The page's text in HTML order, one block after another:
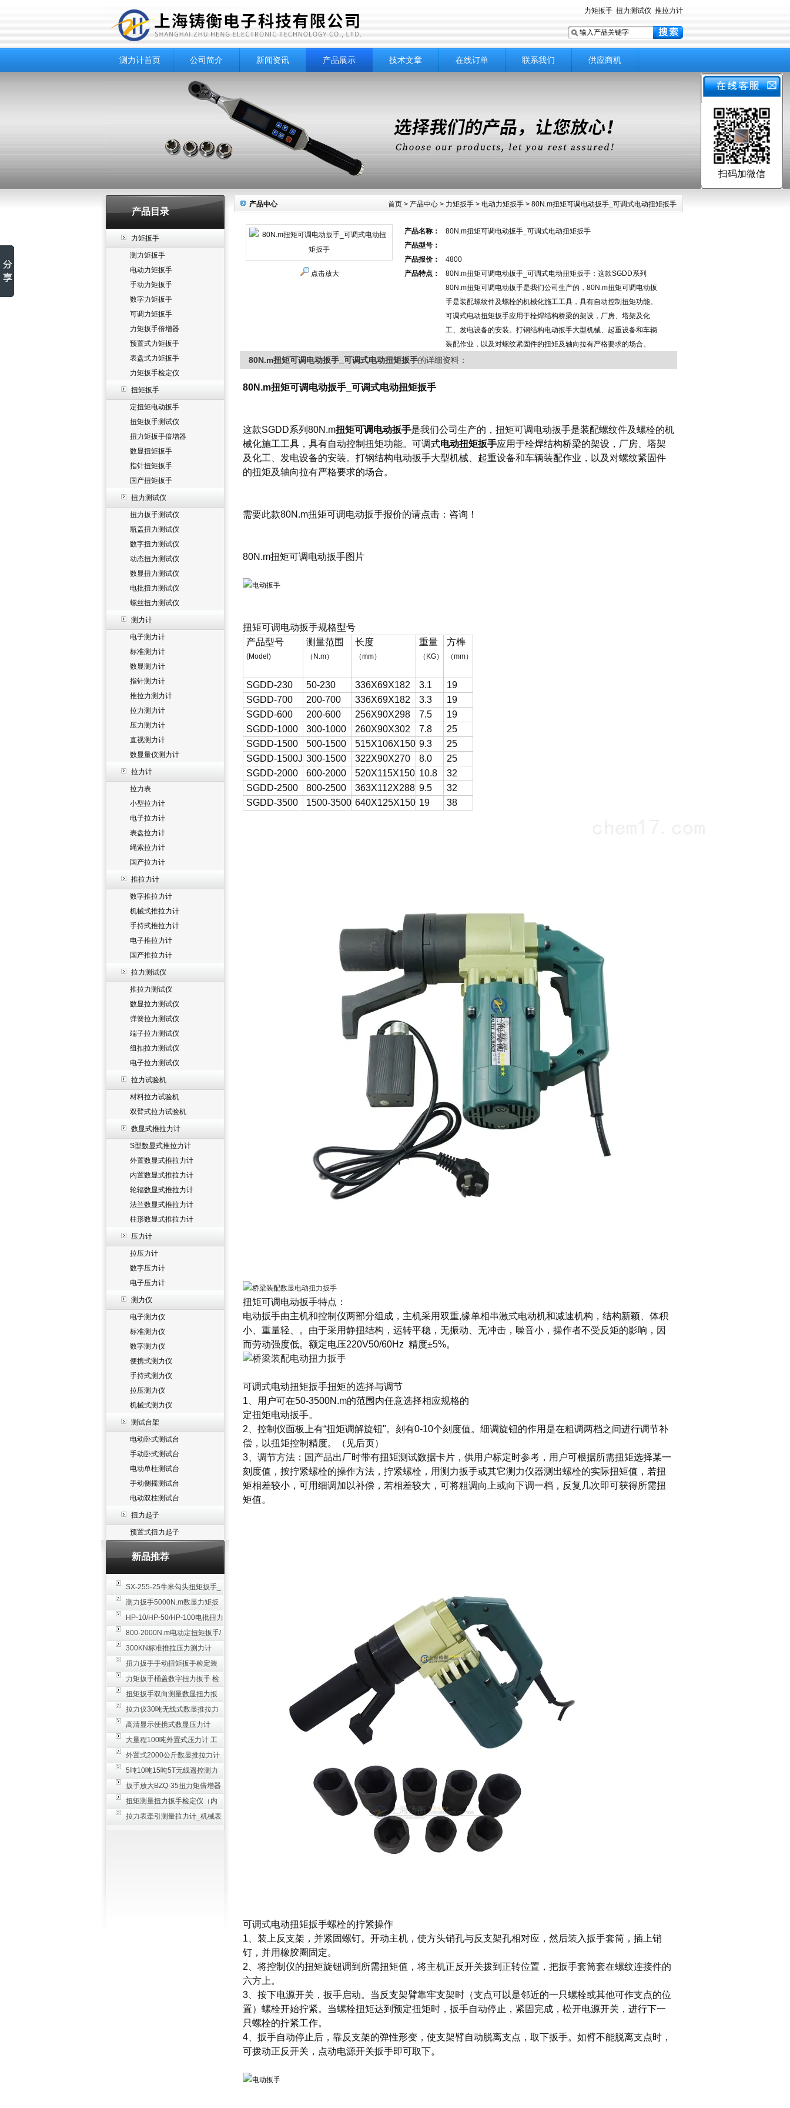
力矩扳手 扭力测试仪 推拉力计
测力计首页 公司简介 新闻资讯 产品展示 技术文章 在线订单 联系我们 供应商机
产品目录
力矩扳手
测力矩扳手
电动力矩扳手
手动力矩扳手
数字力矩扳手
可调力矩扳手
力矩扳手倍增器
预置式力矩扳手
表盘式力矩扳手
力矩扳手检定仪
扭矩扳手
定扭矩电动扳手
扭矩扳手测试仪
扭力矩扳手倍增器
数显扭矩扳手
指针扭矩扳手
国产扭矩扳手
扭力测试仪
扭力扳手测试仪
瓶盖扭力测试仪
数字扭力测试仪
动态扭力测试仪
数显扭力测试仪
电批扭力测试仪
螺丝扭力测试仪
测力计
电子测力计
标准测力计
数显测力计
指针测力计
推拉力测力计
拉力测力计
压力测力计
直视测力计
数显量仪测力计
拉力计
拉力表
小型拉力计
电子拉力计
表盘拉力计
绳索拉力计
国产拉力计
推拉力计
数字推拉力计
机械式推拉力计
手持式推拉力计
电子推拉力计
国产推拉力计
拉力测试仪
推拉力测试仪
数显拉力测试仪
弹簧拉力测试仪
端子拉力测试仪
纽扣拉力测试仪
电子拉力测试仪
拉力试验机
材料拉力试验机
双臂式拉力试验机
数显式推拉力计
S型数显式推拉力计
外置数显式推拉力计
内置数显式推拉力计
轮辐数显式推拉力计
法兰数显式推拉力计
柱形数显式推拉力计
压力计
拉压力计
数字压力计
电子压力计
测力仪
电子测力仪
标准测力仪
数字测力仪
便携式测力仪
手持式测力仪
拉压测力仪
机械式测力仪
测试台架
电动卧式测试台
手动卧式测试台
电动单柱测试台
手动侧摇测试台
电动双柱测试台
扭力起子
预置式扭力起子
新品推荐
SX-255-25牛米勾头扭矩扳手_
螺栓紧固扭力扳手
测力扳手5000N.m数显力矩扳
手 非标扭力扳手工业级
HP-10/HP-50/HP-100电批扭力
测试仪,测量仪
800-2000N.m电动定扭矩扳手/
扭矩电动扳手
300KN标准推拉压力测力计
_0.3级数显压力仪
扭力扳手手动扭矩扳手检定装
置 50-100N扳手测量仪器
力矩扳手桶盖数字扭力扳手 检
测瓶盖拧紧扭矩工具
扭矩扳手双向测量数显扭力扳
手 2000N,m力矩扳手价格
拉力仪30吨无线式数显推拉力
计 数字显示测力计80T
高清显示便携式数显压力计
300N500n_手持电子测力计
大量程100吨外置式压力计 工
业用数显测力计价格
外置式2000公斤数显推拉力计
_数字拉力压力测试仪
5吨10吨15吨5T无线遥控测力
计_带遥控电子拉力计数显式
扳手放大BZQ-35扭力矩倍增器
_3500牛米扭力倍力器仪
扭矩测量扭力扳手检定仪（内
置打印） 扭矩检验仪器
拉力表牵引测量拉力计_机械表
首页 > 产品中心 > 力矩扳手 > 电动力矩扳手 > 80N.m扭矩可调电动扳手_可调式电动扭矩扳手
产品中心
点击放大
产品名称：
80N.m扭矩可调电动扳手_可调式电动扭矩扳手
产品型号：
产品报价：
4800
产品特点：
80N.m扭矩可调电动扳手_可调式电动扭矩扳手：这款SGDD系列
80N.m扭矩可调电动扳手是我们公司生产的，80N.m扭矩可调电动扳
手是装配螺纹件及螺栓的机械化施工工具，具有自动控制扭矩功能。
可调式电动扭矩扳手应用于栓焊结构桥梁的架设，厂房、塔架及化
工、发电设备的安装。打钢结构电动扳手大型机械、起重设备和车辆
装配作业，以及对螺纹紧固件的扭矩及轴向拉有严格要求的场合。
80N.m扭矩可调电动扳手_可调式电动扭矩扳手的详细资料：
80N.m扭矩可调电动扳手_可调式电动扭矩扳手
这款SGDD系列 80N.m扭矩可调电动扳手是我们公司生产的，扭矩可调电动扳手是装配螺纹件及螺栓的机
械化施工工具，具有自动控制扭矩功能。 可调式电动扭矩扳手应用于栓焊结构桥梁的架设，厂房、塔架
及化工、发电设备的安装。打钢结构电动扳手大型机械、起重设备和车辆装配作业，以及对螺纹紧固件
的扭矩及轴向拉有严格要求的场合。
需要此款80N.m扭矩可调电动扳手报价的请点击： 咨询 ！
80N.m扭矩可调电动扳手图片
扭矩可调电动扳手规格型号
产品型号
(Model)
测量范围
（N.m）
长度
（mm）
重量
（KG）
方榫
（mm）
SGDD-230 50-230 336X69X182 3.1
19
SGDD-700
200-700 336X69X182 3.3
19
SGDD-600
200-600 256X90X298 7.5
19
SGDD-1000
300-1000 260X90X302 7.8
25
SGDD-1500
500-1500 515X106X150 9.3
25
SGDD-1500J 300-1500 322X90X270 8.0
25
SGDD-2000
600-2000 520X115X150 10.8
32
SGDD-2500
800-2500 363X112X288 9.5
32
SGDD-3500
1500-3500 640X125X150 19 38
扭矩可调电动扳手特点：
电动扳手由主机和控制仪两部分组成，主机采用双重,缘单相串激式电动机和减速机构，结构新颖、体积
小、重量轻、。由于采用静扭结构，运转平稳，无振动、无冲击，噪音小，操作者不受反矩的影响，因
而劳动强度低。额定电压220V50/60Hz 精度±5%。
可调式电动扭矩扳手扭矩的选择与调节
1、用户可在50-3500N.m的范围内任意选择相应规格的
定扭矩电动扳手。
2、控制仪面板上有“扭矩调解旋钮"。刻有0-10个刻度值。细调旋钮的作用是在粗调两档之间进行调节补
偿，以扭矩控制精度。（见后页）
3、调节方法：国产品出厂时带有扭矩测试数据卡片，供用户标定时参考，用户可根据所需扭矩选择某一
刻度值，按拧紧螺栓的操作方法，拧紧螺栓，用测力扳手或其它测力仪器测出螺栓的实际扭矩值，若扭
矩相差较小，可用细调加以补偿，若相差较大，可将粗调向上或向下调一档，反复几次即可获得所需扭
矩值。
可调式电动扭矩扳手螺栓的拧紧操作
1、装上反支架，并紧固螺钉。开动主机，使方头销孔与反支架孔相对应，然后装入扳手套筒，插上销
钉，并用橡胶圈固定。
2、将控制仪的扭矩旋钮调到所需扭矩值，将主机正反开关拨到正转位置，把扳手套筒套在螺纹连接件的
六方上。
3、按下电源开关，扳手启动。当反支架臂靠牢支架时（支点可以是邻近的一只螺栓或其他可作支点的位
置）螺栓开始拧紧。当螺栓扭矩达到预定扭矩时，扳手自动停止，紧固完成，松开电源开关，进行下一
只螺栓的拧紧工作。
4、扳手自动停止后，靠反支架的弹性形变，使支架臂自动脱离支点，取下扳手。如臂不能脱离支点时，
可拨动正反开关，点动电源开关扳手即可取下。
扫码加微信